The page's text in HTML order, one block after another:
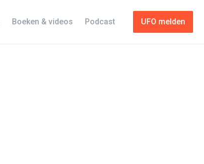
UFO melden
Boeken & videos Podcast